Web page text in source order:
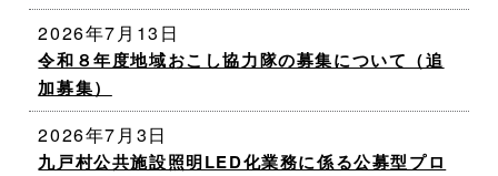
2026年7月13日
令和８年度地域おこし協力隊の募集について（追
加募集）
2026年7月3日
九戸村公共施設照明LED化業務に係る公募型プロ